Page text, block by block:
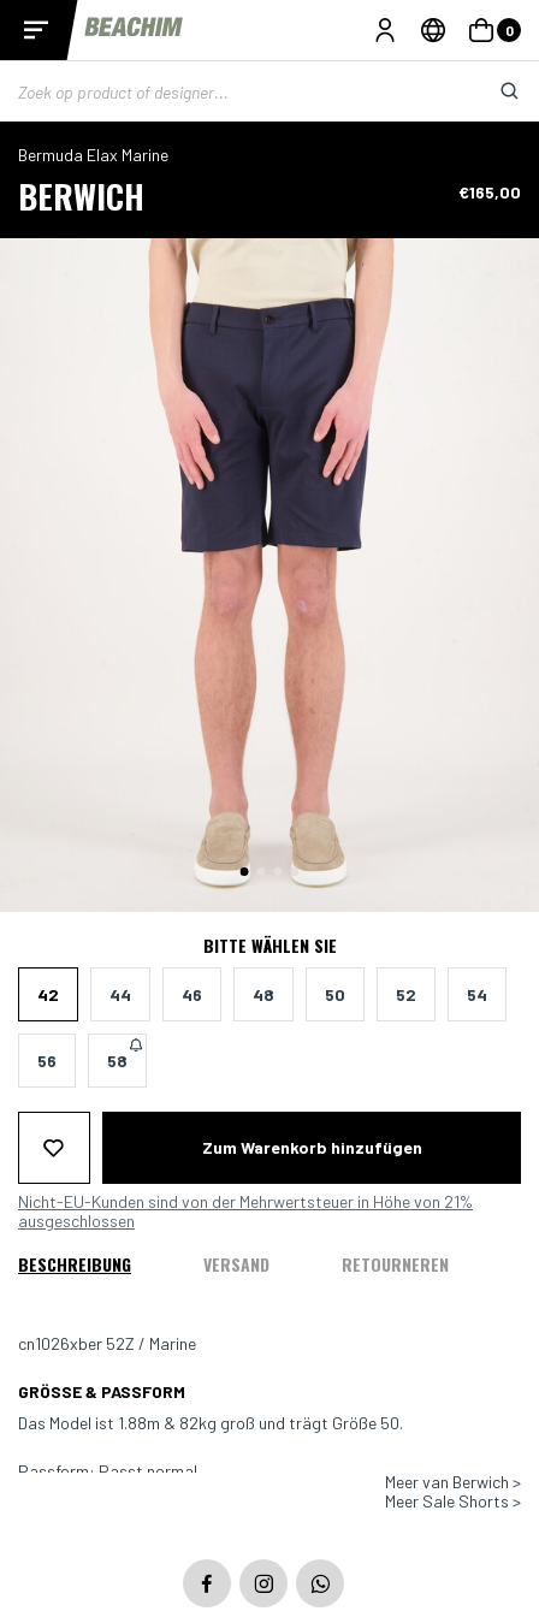
0
Bermuda Elax Marine
BERWICH €165,00
BITTE WÄHLEN SIE
42 44 46 48 50 52 54
56 58
Zum Warenkorb hinzufügen
Nicht-EU-Kunden sind von der Mehrwertsteuer in Höhe von 21%
ausgeschlossen
BESCHREIBUNG VERSAND RETOURNEREN
cn1026xber 52Z / Marine
GRÖSSE & PASSFORM
Das Model ist 1.88m & 82kg groß und trägt Größe 50.
Passform: Passt normal
Meer van Berwich >
Meer Sale Shorts >